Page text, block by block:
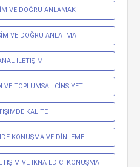
VE DOĞRU ANLAMAK
VE DOĞRU ANLATMA
İLETİŞİM
VE TOPLUMSAL CİNSİYET
KALİTE
KONUŞMA VE DİNLEME
VE İKNA EDİCİ KONUŞMA